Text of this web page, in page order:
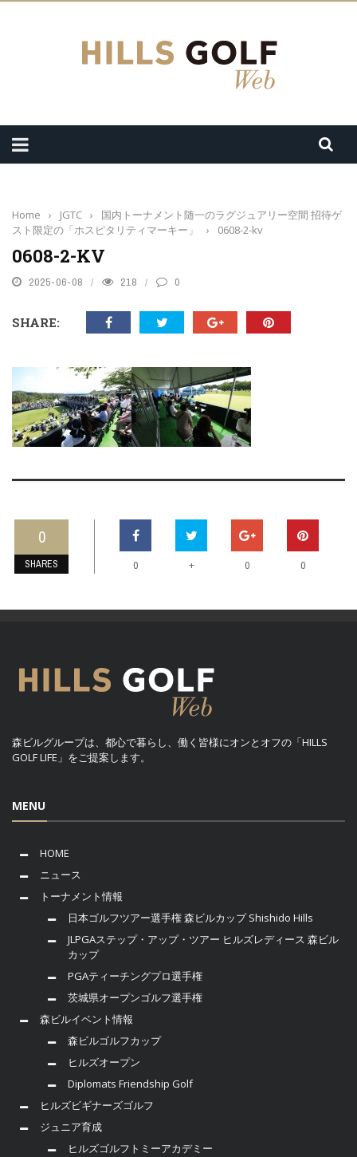
Home › JGTC ›
国内トーナメント随一のラグジュアリー空間 招待ゲ
スト限定の「ホスピタリティマーキー」
› 0608-2-kv
0608-2-KV
2025-06-08 218 0
SHARE:
0
SHARES 0 + 0 0
森ビルグループは、都心で暮らし、働く皆様にオンとオフの「HILLS
GOLF LIFE」をご提案します。
MENU
HOME
ニュース
トーナメント情報
日本ゴルフツアー選手権 森ビルカップ Shishido Hills
JLPGAステップ・アップ・ツアー ヒルズレディース 森ビル
カップ
PGAティーチングプロ選手権
茨城県オープンゴルフ選手権
森ビルイベント情報
森ビルゴルフカップ
ヒルズオープン
Diplomats Friendship Golf
ヒルズビギナーズゴルフ
ジュニア育成
ヒルズゴルフトミーアカデミー